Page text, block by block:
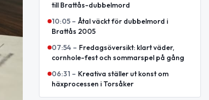
till Brattås-dubbelmord
10:05 – Åtal väckt för dubbelmord i
Brattås 2005
07:54 – Fredagsöversikt: klart väder,
cornhole-fest och sommarspel på gång
06:31 – Kreativa ställer ut konst om
häxprocessen i Torsåker